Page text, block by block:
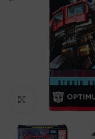
Clic para